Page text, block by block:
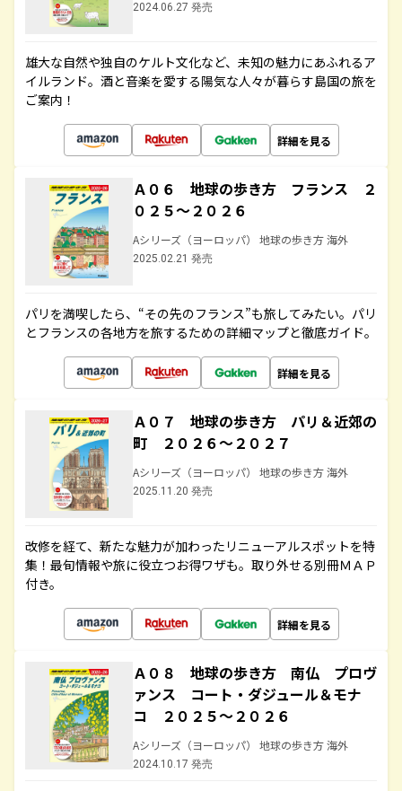
2024.06.27 発売
雄大な自然や独自のケルト文化など、未知の魅力にあふれるア
イルランド。酒と音楽を愛する陽気な人々が暮らす島国の旅を
ご案内！
詳細を見る
Ａ０６ 地球の歩き方 フランス ２
０２５～２０２６
Aシリーズ（ヨーロッパ） 地球の歩き方 海外
2025.02.21 発売
パリを満喫したら、“その先のフランス”も旅してみたい。パリ
とフランスの各地方を旅するための詳細マップと徹底ガイド。
詳細を見る
Ａ０７ 地球の歩き方 パリ＆近郊の
町 ２０２６～２０２７
Aシリーズ（ヨーロッパ） 地球の歩き方 海外
2025.11.20 発売
改修を経て、新たな魅力が加わったリニューアルスポットを特
集！最旬情報や旅に役立つお得ワザも。取り外せる別冊ＭＡＰ
付き。
詳細を見る
Ａ０８ 地球の歩き方 南仏 プロヴ
ァンス コート・ダジュール＆モナ
コ ２０２５～２０２６
Aシリーズ（ヨーロッパ） 地球の歩き方 海外
2024.10.17 発売